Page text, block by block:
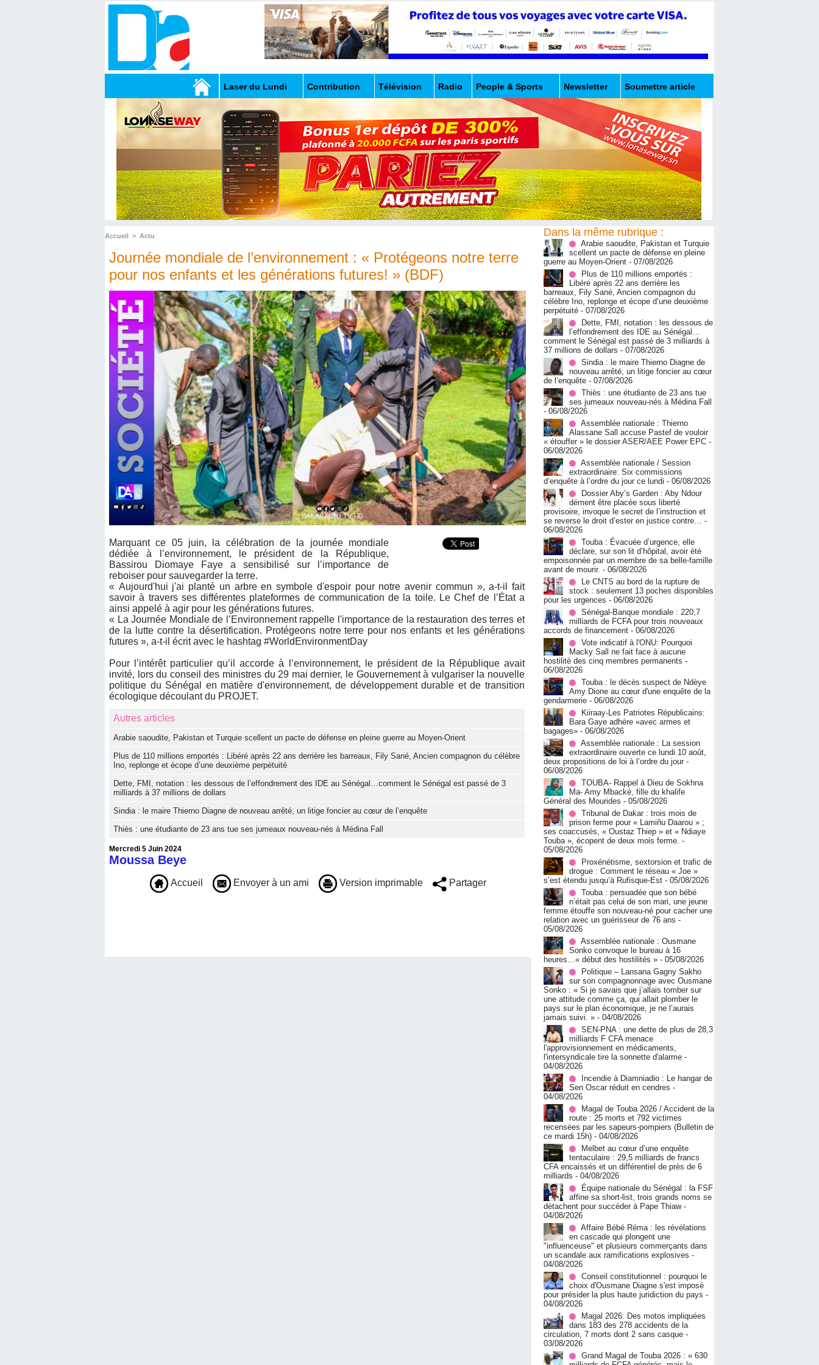
Laser du Lundi Contribution Télévision Radio People & Sports Newsletter Soumettre article
Accueil > Actu
Journée mondiale de l’environnement : « Protégeons notre terre
pour nos enfants et les générations futures! » (BDF)
Marquant ce 05 juin, la célébration de la journée mondiale
dédiée à l’environnement, le président de la République,
Bassirou Diomaye Faye a sensibilisé sur l’importance de
reboiser pour sauvegarder la terre.
« Aujourd'hui j'ai planté un arbre en symbole d'espoir pour notre avenir commun », a-t-il fait
savoir à travers ses différentes plateformes de communication de la toile. Le Chef de l’État a
ainsi appelé à agir pour les générations futures.
« La Journée Mondiale de l’Environnement rappelle l'importance de la restauration des terres et
de la lutte contre la désertification. Protégeons notre terre pour nos enfants et les générations
futures », a-t-il écrit avec le hashtag #WorldEnvironmentDay
Pour l’intérêt particulier qu’il accorde à l’environnement, le président de la République avait
invité, lors du conseil des ministres du 29 mai dernier, le Gouvernement à vulgariser la nouvelle
politique du Sénégal en matière d'environnement, de développement durable et de transition
écologique découlant du PROJET.
Autres articles
Arabie saoudite, Pakistan et Turquie scellent un pacte de défense en pleine guerre au Moyen-Orient
Plus de 110 millions emportés : Libéré après 22 ans derrière les barreaux, Fily Sané, Ancien compagnon du célèbre
Ino, replonge et écope d’une deuxième perpétuité
Dette, FMI, notation : les dessous de l’effondrement des IDE au Sénégal…comment le Sénégal est passé de 3
milliards à 37 millions de dollars
Sindia : le maire Thierno Diagne de nouveau arrêté, un litige foncier au cœur de l’enquête
Thiès : une étudiante de 23 ans tue ses jumeaux nouveau-nés à Médina Fall
Mercredi 5 Juin 2024
Moussa Beye
Accueil Envoyer à un ami Version imprimable Partager
Dans la même rubrique :
Arabie saoudite, Pakistan et Turquie
scellent un pacte de défense en pleine
guerre au Moyen-Orient - 07/08/2026
Plus de 110 millions emportés :
Libéré après 22 ans derrière les
barreaux, Fily Sané, Ancien compagnon du
célèbre Ino, replonge et écope d’une deuxième
perpétuité - 07/08/2026
Dette, FMI, notation : les dessous de
l’effondrement des IDE au Sénégal…
comment le Sénégal est passé de 3 milliards à
37 millions de dollars - 07/08/2026
Sindia : le maire Thierno Diagne de
nouveau arrêté, un litige foncier au cœur
de l’enquête - 07/08/2026
Thiès : une étudiante de 23 ans tue
ses jumeaux nouveau-nés à Médina Fall
- 06/08/2026
Assemblée nationale : Thierno
Alassane Sall accuse Pastef de vouloir
« étouffer » le dossier ASER/AEE Power EPC -
06/08/2026
Assemblée nationale / Session
extraordinaire: Six commissions
d’enquête à l’ordre du jour ce lundi - 06/08/2026
Dossier Aby’s Garden : Aby Ndour
dément être placée sous liberté
provisoire, invoque le secret de l’instruction et
se reverse le droit d’ester en justice contre… -
06/08/2026
Touba : Évacuée d’urgence, elle
déclare, sur son lit d’hôpital, avoir été
empoisonnée par un membre de sa belle-famille
avant de mourir. - 06/08/2026
Le CNTS au bord de la rupture de
stock : seulement 13 poches disponibles
pour les urgences - 06/08/2026
Sénégal-Banque mondiale : 220,7
milliards de FCFA pour trois nouveaux
accords de financement - 06/08/2026
Vote indicatif à l'ONU: Pourquoi
Macky Sall ne fait face à aucune
hostilité des cinq membres permanents -
06/08/2026
Touba : le décès suspect de Ndèye
Amy Dione au cœur d'une enquête de la
gendarmerie - 06/08/2026
Kiiraay-Les Patriotes Républicains:
Bara Gaye adhère «avec armes et
bagages» - 06/08/2026
Assemblée nationale : La session
extraordinaire ouverte ce lundi 10 août,
deux propositions de loi à l’ordre du jour -
06/08/2026
TOUBA- Rappel à Dieu de Sokhna
Ma- Amy Mbacké, fille du khalife
Général des Mourides - 05/08/2026
Tribunal de Dakar : trois mois de
prison ferme pour « Lamiñu Daarou » ;
ses coaccusés, « Oustaz Thiep » et « Ndiaye
Touba », écopent de deux mois ferme. -
05/08/2026
Proxénétisme, sextorsion et trafic de
drogue : Comment le réseau « Joe »
s’est étendu jusqu’à Rufisque-Est - 05/08/2026
Touba : persuadée que son bébé
n’était pas celui de son mari, une jeune
femme étouffe son nouveau-né pour cacher une
relation avec un guérisseur de 76 ans -
05/08/2026
Assemblée nationale : Ousmane
Sonko convoque le bureau à 16
heures…« début des hostilités » - 05/08/2026
Politique – Lansana Gagny Sakho
sur son compagnonnage avec Ousmane
Sonko : « Si je savais que j’allais tomber sur
une attitude comme ça, qui allait plomber le
pays sur le plan économique, je ne l’aurais
jamais suivi. » - 04/08/2026
SEN-PNA : une dette de plus de 28,3
milliards F CFA menace
l'approvisionnement en médicaments,
l'intersyndicale tire la sonnette d'alarme -
04/08/2026
Incendie à Diamniadio : Le hangar de
Sen Oscar réduit en cendres -
04/08/2026
Magal de Touba 2026 / Accident de la
route : 25 morts et 792 victimes
recensées par les sapeurs-pompiers (Bulletin de
ce mardi 15h) - 04/08/2026
Melbet au cœur d’une enquête
tentaculaire : 29,5 milliards de francs
CFA encaissés et un différentiel de près de 6
milliards - 04/08/2026
Équipe nationale du Sénégal : la FSF
affine sa short-list, trois grands noms se
détachent pour succéder à Pape Thiaw -
04/08/2026
Affaire Bébé Réma : les révélations
en cascade qui plongent une
"influenceuse" et plusieurs commerçants dans
un scandale aux ramifications explosives -
04/08/2026
Conseil constitutionnel : pourquoi le
choix d'Ousmane Diagne s'est imposé
pour présider la plus haute juridiction du pays -
04/08/2026
Magal 2026: Des motos impliquées
dans 183 des 278 accidents de la
circulation, 7 morts dont 2 sans casque -
03/08/2026
Grand Magal de Touba 2026 : « 630